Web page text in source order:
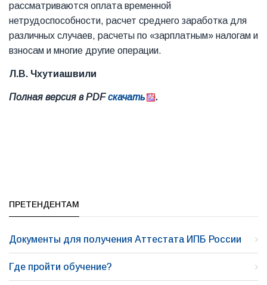
рассматриваются оплата временной
нетрудоспособности, расчет среднего заработка для
различных случаев, расчеты по «зарплатным» налогам и
взносам и многие другие операции.
Л.В. Чхутиашвили
Полная версия в PDFскачать .
ПРЕТЕНДЕНТАМ
Документы для получения Аттестата ИПБ России
Где пройти обучение?